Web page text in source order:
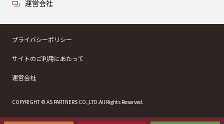
運営会社
プライバシーポリシー
サイトのご利用にあたって
運営会社
COPYRIGHT © AS PARTNERS CO.,LTD.All Rights Reserved.